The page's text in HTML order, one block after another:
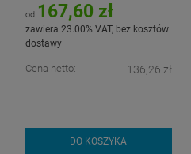
od 167,60 zł
zawiera 23.00% VAT, bez kosztów
dostawy
Cena netto: 136,26 zł
DO KOSZYKA